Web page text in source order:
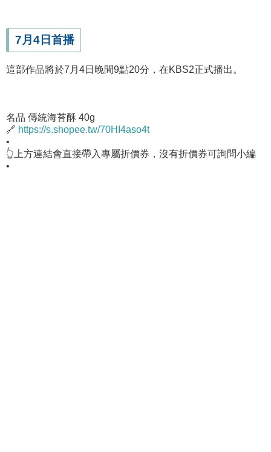
7月4日首播
這部作品將於7月4日晚間9點20分，在KBS2正式播出。
名品 傳統海苔酥 40g
🔗 https://s.shopee.tw/70HI4aso4t
•
👆上方連結會直接帶入專屬折價券，沒有折價券可詢問小編
•